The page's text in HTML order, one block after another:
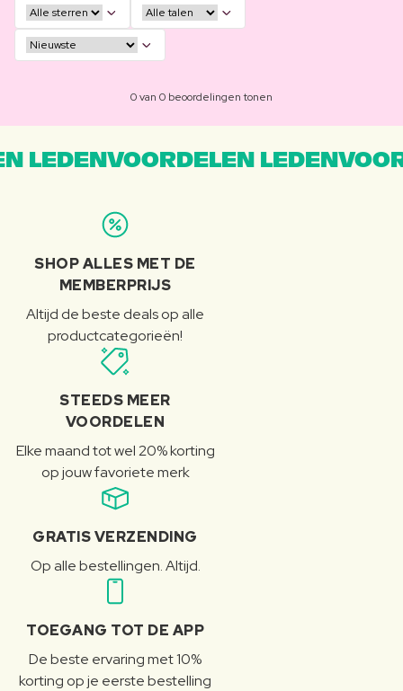
0 van 0 beoordelingen tonen
LEDENVOORDELEN
SHOP ALLES MET DE
MEMBERPRIJS
Altijd de beste deals op alle
productcategorieën!
STEEDS MEER
VOORDELEN
Elke maand tot wel 20% korting
op jouw favoriete merk
GRATIS VERZENDING
Op alle bestellingen. Altijd.
TOEGANG TOT DE APP
De beste ervaring met 10%
korting op je eerste bestelling